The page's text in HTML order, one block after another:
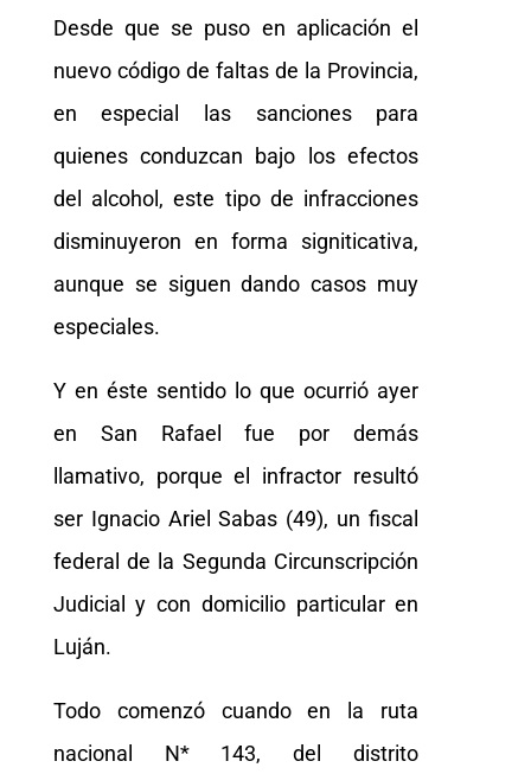
Desde que se puso en aplicación el
nuevo código de faltas de la Provincia,
en especial las sanciones para
quienes conduzcan bajo los efectos
del alcohol, este tipo de infracciones
disminuyeron en forma signiticativa,
aunque se siguen dando casos muy
especiales.
Y en éste sentido lo que ocurrió ayer
en San Rafael fue por demás
llamativo, porque el infractor resultó
ser Ignacio Ariel Sabas (49), un fiscal
federal de la Segunda Circunscripción
Judicial y con domicilio particular en
Luján.
Todo comenzó cuando en la ruta
nacional N* 143, del distrito